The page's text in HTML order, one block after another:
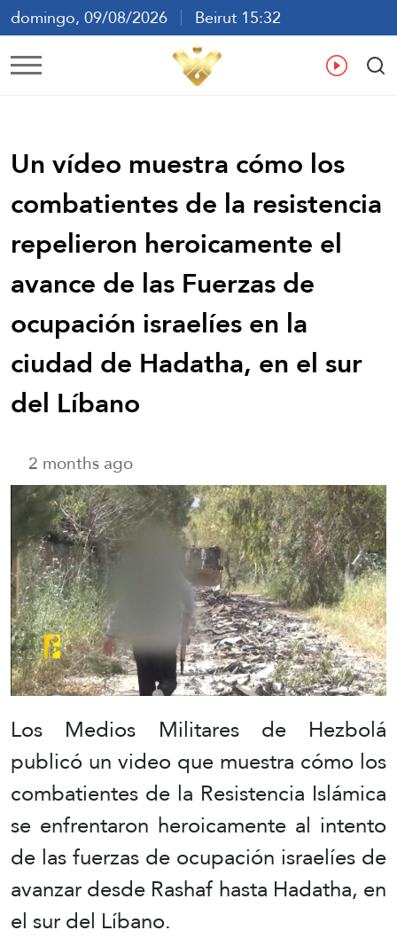
domingo, 09/08/2026
Beirut 15:32
ع En
Un vídeo muestra cómo los
combatientes de la resistencia
repelieron heroicamente el
avance de las Fuerzas de
ocupación israelíes en la
ciudad de Hadatha, en el sur
del Líbano
2 months ago
Los Medios Militares de Hezbolá
publicó un video que muestra cómo los
combatientes de la Resistencia Islámica
se enfrentaron heroicamente al intento
de las fuerzas de ocupación israelíes de
avanzar desde Rashaf hasta Hadatha, en
el sur del Líbano.